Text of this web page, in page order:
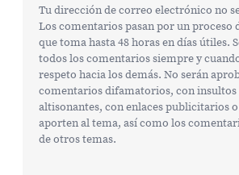
Tu dirección de correo electrónico no
Los comentarios pasan por un proceso
que toma hasta 48 horas en días útiles.
todos los comentarios siempre y
respeto hacia los demás. No serán
comentarios difamatorios, con insultos
altisonantes, con enlaces publicitarios o
aporten al tema, así como los
de otros temas.